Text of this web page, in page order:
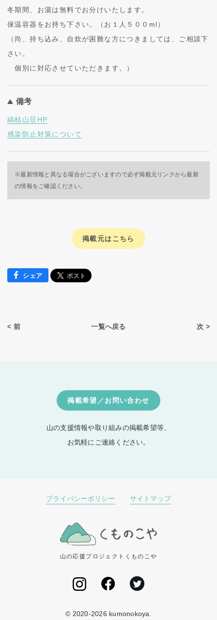
冬期間、お湯は無料でお分けいたします。
保温容器をお持ち下さい。（お１人５００ml）
（尚、持ち込み、自炊が困難な方につきましては、ご相談下
さい。
個別に対応させていただきます。）
備考
縞枯山荘HP
感染防止対策について
※最新情報と異なる場合がございますので必ず掲載元リンクから最新
の情報をご確認ください。
掲載元はこちら
シェア
一覧へ戻る
< 前 次 >
掲載希望／お問い合わせ
山の支援情報や取り組みの掲載希望等、
お気軽にご連絡ください。
プライバシーポリシー サイトマップ
山の応援プロジェクトくものこや
© 2020-2026 kumonokoya.